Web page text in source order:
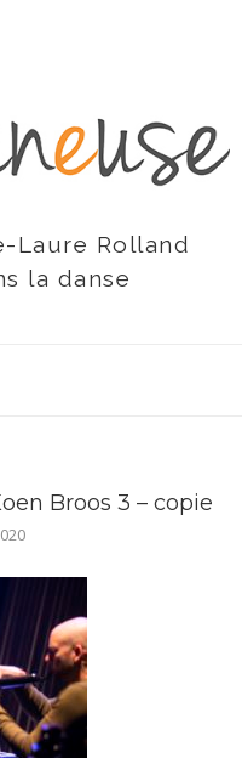
Laure Rolland
la danse
Broos 3 – copie